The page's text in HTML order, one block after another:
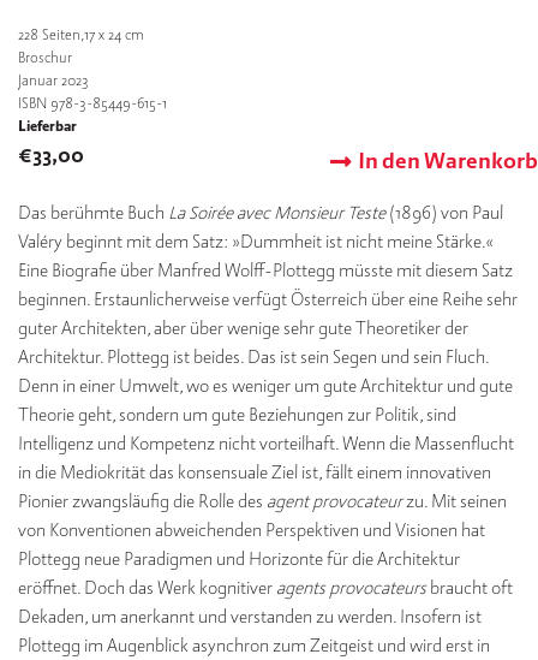
228 Seiten,17 x 24 cm
Broschur
Januar 2023
ISBN 978-3-85449-615-1
Lieferbar
€33,00 In den Warenkorb
Das berühmte Buch La Soirée avec Monsieur Teste(1896) von Paul
Valéry beginnt mit dem Satz: »Dummheit ist nicht meine Stärke.«
Eine Biografie über Manfred Wolff-Plottegg müsste mit diesem Satz
beginnen. Erstaunlicherweise verfügt Österreich über eine Reihe sehr
guter Architekten, aber über wenige sehr gute Theoretiker der
Architektur. Plottegg ist beides. Das ist sein Segen und sein Fluch.
Denn in einer Umwelt, wo es weniger um gute Architektur und gute
Theorie geht, sondern um gute Beziehungen zur Politik, sind
Intelligenz und Kompetenz nicht vorteilhaft. Wenn die Massenflucht
in die Mediokrität das konsensuale Ziel ist, fällt einem innovativen
Pionier zwangsläufig die Rolle des agent provocateurzu. Mit seinen
von Konventionen abweichenden Perspektiven und Visionen hat
Plottegg neue Paradigmen und Horizonte für die Architektur
eröffnet. Doch das Werk kognitiver agents provocateursbraucht oft
Dekaden, um anerkannt und verstanden zu werden. Insofern ist
Plottegg im Augenblick asynchron zum Zeitgeist und wird erst in